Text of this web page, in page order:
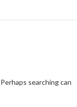
searching can